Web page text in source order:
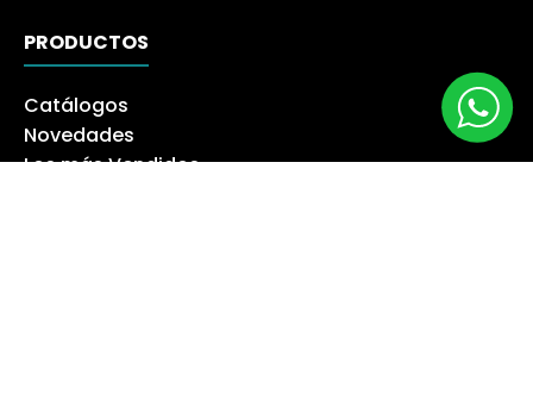
PRODUCTOS
Catálogos
Novedades
Los más Vendidos